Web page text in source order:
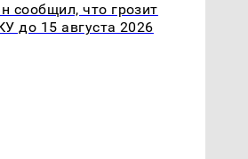
сообщил, что грозит
до 15 августа 2026